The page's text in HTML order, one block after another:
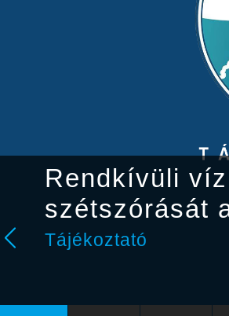
Rendkívüli
szétszórását
Tájékoztató